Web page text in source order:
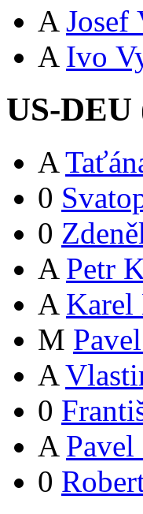
A Josef
A Ivo
US-DEU
A
0
0
A Petr
A Karel
M
A
0
A Pavel
0